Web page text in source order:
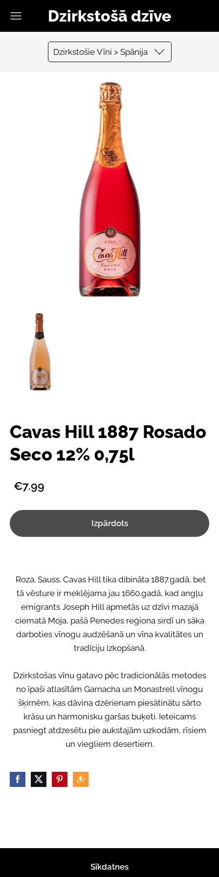
Dzirkstošā dzīve
Dzirkstošie Vīni > Spānija
Cavas Hill 1887 Rosado
Seco 12% 0,75l
€7.99
Izpārdots
Roza. Sauss. Cavas Hill tika dibināta 1887.gadā, bet
tā vēsture ir meklējama jau 1660.gadā, kad angļu
emigrants Joseph Hill apmetās uz dzīvi mazajā
ciematā Moja, pašā Penedes reģiona sirdī un sāka
darboties vīnogu audzēšanā un vīna kvalitātes un
tradīciju izkopšanā.
Dzirkstošas vīnu gatavo pēc tradicionālās metodes
no īpaši atlasītām Garnacha un Monastrell vīnogu
šķirnēm, kas dāvina dzērienam piesātinātu sārto
krāsu un harmonisku garšas buķeti. Ieteicams
pasniegt atdzesētu pie aukstajām uzkodām, rīsiem
un viegliem desertiem.
Sīkdatnes